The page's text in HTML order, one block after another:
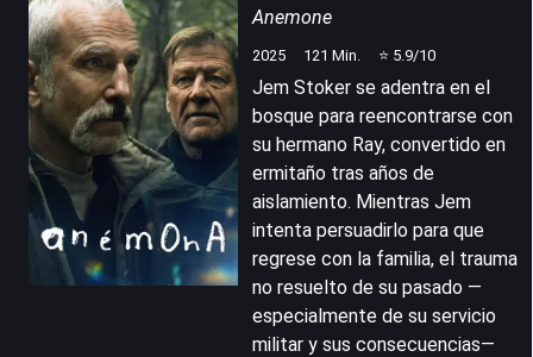
Anemone
2025 121 Min. ⭐ 5.9/10
Jem Stoker se adentra en el
bosque para reencontrarse con
su hermano Ray, convertido en
ermitaño tras años de
aislamiento. Mientras Jem
intenta persuadirlo para que
regrese con la familia, el trauma
no resuelto de su pasado —
especialmente de su servicio
militar y sus consecuencias—